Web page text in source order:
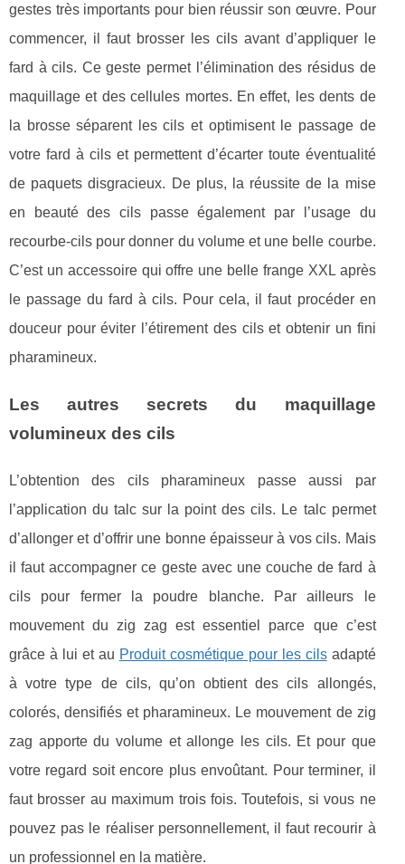
gestes très importants pour bien réussir son œuvre. Pour
commencer, il faut brosser les cils avant d’appliquer le
fard à cils. Ce geste permet l’élimination des résidus de
maquillage et des cellules mortes. En effet, les dents de
la brosse séparent les cils et optimisent le passage de
votre fard à cils et permettent d’écarter toute éventualité
de paquets disgracieux. De plus, la réussite de la mise
en beauté des cils passe également par l’usage du
recourbe-cils pour donner du volume et une belle courbe.
C’est un accessoire qui offre une belle frange XXL après
le passage du fard à cils. Pour cela, il faut procéder en
douceur pour éviter l’étirement des cils et obtenir un fini
pharamineux.
Les autres secrets du maquillage
volumineux des cils
L’obtention des cils pharamineux passe aussi par
l’application du talc sur la point des cils. Le talc permet
d’allonger et d’offrir une bonne épaisseur à vos cils. Mais
il faut accompagner ce geste avec une couche de fard à
cils pour fermer la poudre blanche. Par ailleurs le
mouvement du zig zag est essentiel parce que c’est
grâce à lui et au Produit cosmétique pour les cilsadapté
à votre type de cils, qu’on obtient des cils allongés,
colorés, densifiés et pharamineux. Le mouvement de zig
zag apporte du volume et allonge les cils. Et pour que
votre regard soit encore plus envoûtant. Pour terminer, il
faut brosser au maximum trois fois. Toutefois, si vous ne
pouvez pas le réaliser personnellement, il faut recourir à
un professionnel en la matière.